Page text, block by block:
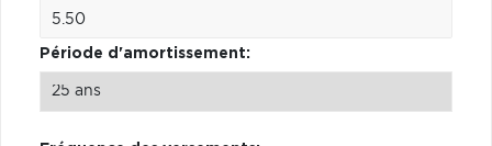
Période d'amortissement: